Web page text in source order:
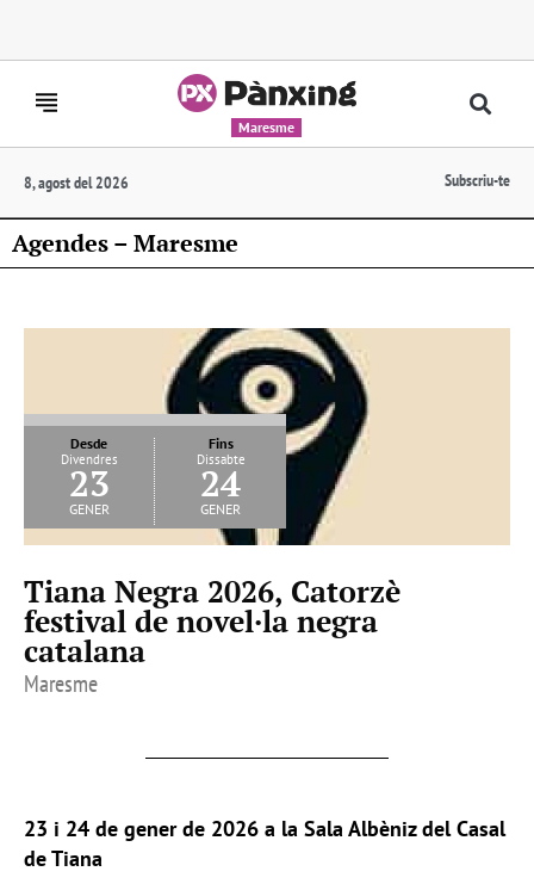
Maresme
8, agost del 2026 Subscriu-te
Agendes – Maresme
Desde
Divendres
23
gener
Fins
Dissabte
24
gener
Tiana Negra 2026, Catorzè
festival de novel·la negra
catalana
Maresme
23 i 24 de gener de 2026 a la Sala Albèniz del Casal
de Tiana